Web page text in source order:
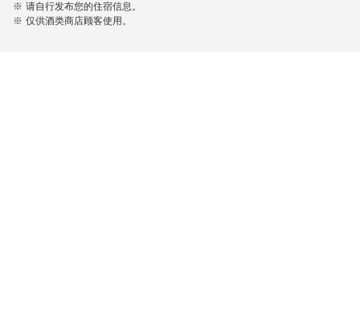
请自行发布您的住宿信息。
仅供酒类商店顾客使用。